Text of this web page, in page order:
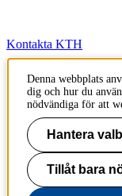
Kontakta KTH
Jobba på KTH
Press och media
Faktura och betalning
Om KTH:s
Denna webbplats
dig och hur du
nödvändiga för att
Hantera
Tillåt bara